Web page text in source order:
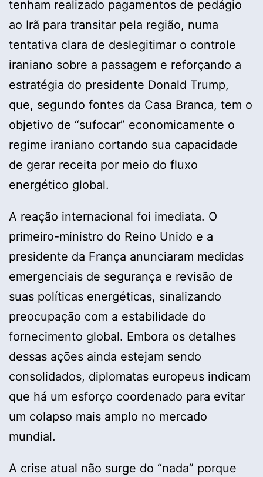
tenham realizado pagamentos de pedágio
ao Irã para transitar pela região, numa
tentativa clara de deslegitimar o controle
iraniano sobre a passagem e reforçando a
estratégia do presidente Donald Trump,
que, segundo fontes da Casa Branca, tem o
objetivo de “sufocar” economicamente o
regime iraniano cortando sua capacidade
de gerar receita por meio do fluxo
energético global.
A reação internacional foi imediata. O
primeiro-ministro do Reino Unido e a
presidente da França anunciaram medidas
emergenciais de segurança e revisão de
suas políticas energéticas, sinalizando
preocupação com a estabilidade do
fornecimento global. Embora os detalhes
dessas ações ainda estejam sendo
consolidados, diplomatas europeus indicam
que há um esforço coordenado para evitar
um colapso mais amplo no mercado
mundial.
A crise atual não surge do “nada” porque